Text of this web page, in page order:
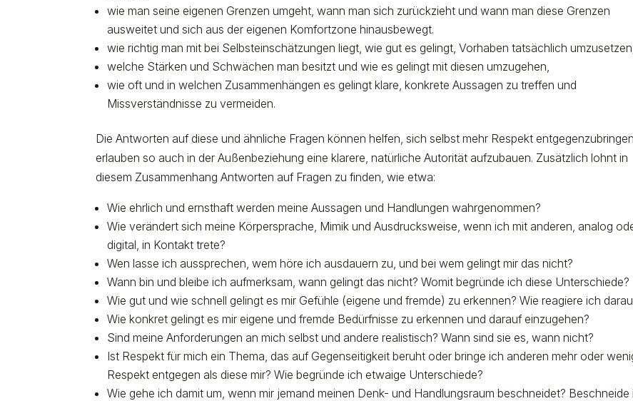
wie man seine eigenen Grenzen umgeht, wann man sich zurückzieht und wann man diese Grenzen
ausweitet und sich aus der eigenen Komfortzone hinausbewegt.
wie richtig man mit bei Selbsteinschätzungen liegt, wie gut es gelingt, Vorhaben tatsächlich umzusetzen,
welche Stärken und Schwächen man besitzt und wie es gelingt mit diesen umzugehen,
wie oft und in welchen Zusammenhängen es gelingt klare, konkrete Aussagen zu treffen und
Missverständnisse zu vermeiden.
Die Antworten auf diese und ähnliche Fragen können helfen, sich selbst mehr Respekt
erlauben so auch in der Außenbeziehung eine klarere, natürliche Autorität aufzubauen. Zusätzlich lohnt in
diesem Zusammenhang Antworten auf Fragen zu finden, wie etwa:
Wie ehrlich und ernsthaft werden meine Aussagen und Handlungen wahrgenommen?
Wie verändert sich meine Körpersprache, Mimik und Ausdrucksweise, wenn ich mit anderen, analog
digital, in Kontakt trete?
Wen lasse ich aussprechen, wem höre ich ausdauern zu, und bei wem gelingt mir das nicht?
Wann bin und bleibe ich aufmerksam, wann gelingt das nicht? Womit begründe ich diese Unterschiede?
Wie gut und wie schnell gelingt es mir Gefühle (eigene und fremde) zu erkennen? Wie reagiere ich
Wie konkret gelingt es mir eigene und fremde Bedürfnisse zu erkennen und darauf einzugehen?
Sind meine Anforderungen an mich selbst und andere realistisch? Wann sind sie es, wann nicht?
Ist Respekt für mich ein Thema, das auf Gegenseitigkeit beruht oder bringe ich anderen mehr oder
Respekt entgegen als diese mir? Wie begründe ich etwaige Unterschiede?
Wie gehe ich damit um, wenn mir jemand meinen Denk- und Handlungsraum beschneidet? Beschneide